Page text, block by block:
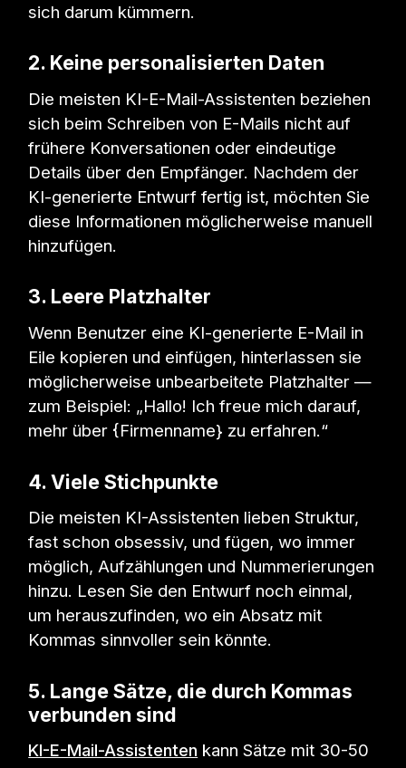
sich darum kümmern.
2. Keine personalisierten Daten
Die meisten KI-E-Mail-Assistenten beziehen
sich beim Schreiben von E-Mails nicht auf
frühere Konversationen oder eindeutige
Details über den Empfänger. Nachdem der
KI-generierte Entwurf fertig ist, möchten Sie
diese Informationen möglicherweise manuell
hinzufügen.
3. Leere Platzhalter
Wenn Benutzer eine KI-generierte E-Mail in
Eile kopieren und einfügen, hinterlassen sie
möglicherweise unbearbeitete Platzhalter —
zum Beispiel: „Hallo! Ich freue mich darauf,
mehr über {Firmenname} zu erfahren.“
4. Viele Stichpunkte
Die meisten KI-Assistenten lieben Struktur,
fast schon obsessiv, und fügen, wo immer
möglich, Aufzählungen und Nummerierungen
hinzu. Lesen Sie den Entwurf noch einmal,
um herauszufinden, wo ein Absatz mit
Kommas sinnvoller sein könnte.
5. Lange Sätze, die durch Kommas
verbunden sind
KI-E-Mail-Assistenten kann Sätze mit 30-50